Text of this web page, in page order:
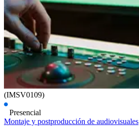
(IMSV0109)
Presencial
Montaje y postproducción de audiovisuales